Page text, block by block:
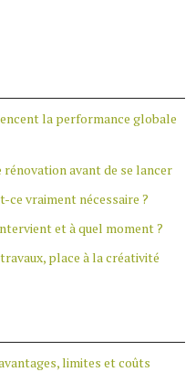
la performance globale
rénovation avant de se lancer
ce vraiment nécessaire ?
et à quel moment ?
place à la créativité
limites et coûts